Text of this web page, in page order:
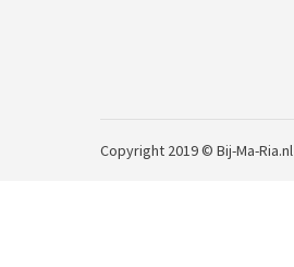
Copyright 2019 © Bij-Ma-Ria.nl